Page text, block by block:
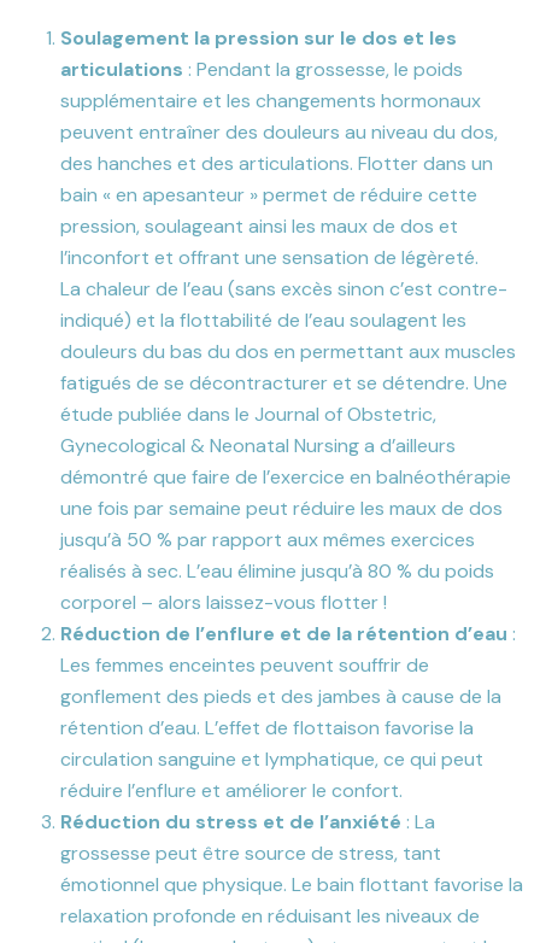
Soulagement la pression sur le dos et les
articulations : Pendant la grossesse, le poids
supplémentaire et les changements hormonaux
peuvent entraîner des douleurs au niveau du dos,
des hanches et des articulations. Flotter dans un
bain « en apesanteur » permet de réduire cette
pression, soulageant ainsi les maux de dos et
l’inconfort et offrant une sensation de légèreté.
La chaleur de l’eau (sans excès sinon c’est contre-
indiqué) et la flottabilité de l’eau soulagent les
douleurs du bas du dos en permettant aux muscles
fatigués de se décontracturer et se détendre. Une
étude publiée dans le Journal of Obstetric,
Gynecological & Neonatal Nursing a d’ailleurs
démontré que faire de l’exercice en balnéothérapie
une fois par semaine peut réduire les maux de dos
jusqu’à 50 % par rapport aux mêmes exercices
réalisés à sec. L’eau élimine jusqu’à 80 % du poids
corporel – alors laissez-vous flotter !
Réduction de l’enflure et de la rétention d’eau :
Les femmes enceintes peuvent souffrir de
gonflement des pieds et des jambes à cause de la
rétention d’eau. L’effet de flottaison favorise la
circulation sanguine et lymphatique, ce qui peut
réduire l’enflure et améliorer le confort.
Réduction du stress et de l’anxiété : La
grossesse peut être source de stress, tant
émotionnel que physique. Le bain flottant favorise la
relaxation profonde en réduisant les niveaux de